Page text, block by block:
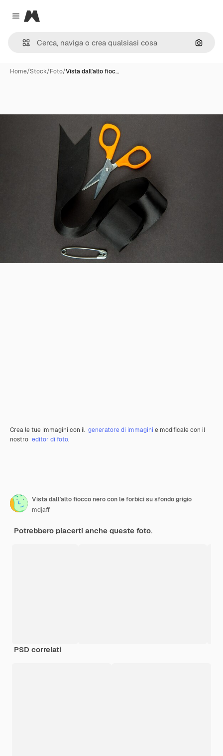
Close menu
Magnific
Cerca
Home/Stock/Foto/Vista dall'alto fioc…
Crea le tue immagini con il generatore di immagini e modificale con il
nostro editor di foto.
Vista dall'alto fiocco nero con le forbici su sfondo grigio
mdjaff
Potrebbero piacerti anche queste foto.
PSD correlati